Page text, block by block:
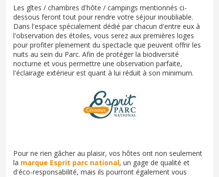
Les gîtes / chambres d'hôte / campings mentionnés ci-
dessous feront tout pour rendre votre séjour inoubliable.
Dans l'espace spécialement dédié par chacun d'entre eux à
l'observation des étoiles, vous serez aux premières loges
pour profiter pleinement du spectacle que peuvent offrir les
nuits au sein du Parc. Afin de protéger la biodiversité
nocturne et vous permettre une observation parfaite,
l'éclairage extérieur est quant à lui réduit à son minimum.
Pour ne rien gâcher au plaisir, vos hôtes ont non seulement
la marque Esprit parc national, un gage de qualité et
d'éco-responsabilité, mais ils pourront également vous